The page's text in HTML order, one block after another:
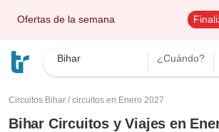
Ofertas de la semana
Bihar ¿Cuándo?
Circuitos Bihar / circuitos en Enero 2027
Bihar Circuitos y Viajes en